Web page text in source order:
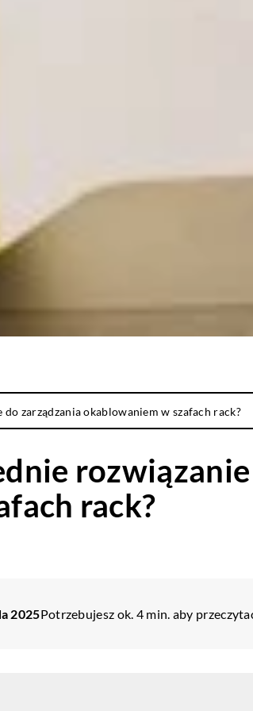
zarządzania okablowaniem w szafach rack?
rack?
2025Potrzebujesz ok. 4 min. aby